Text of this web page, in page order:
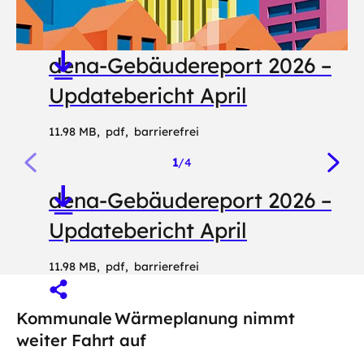
vergrößern
dena-Gebäudereport 2026 –
Updatebericht April
11.98 MB pdf barrierefrei
kopieren
1/4
dena-Gebäudereport 2026 –
Updatebericht April
11.98 MB pdf barrierefrei
Kurzlink
kopieren
Kommunale Wärmeplanung nimmt
weiter Fahrt auf